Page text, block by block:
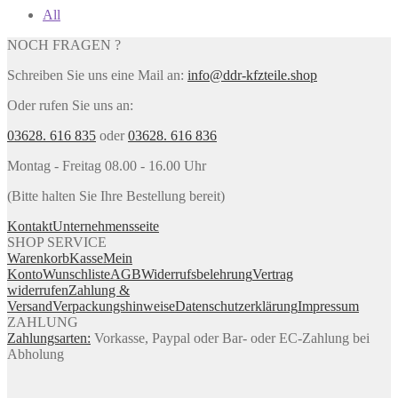
All
NOCH FRAGEN ?
Schreiben Sie uns eine Mail an: info@ddr-kfzteile.shop
Oder rufen Sie uns an:
03628. 616 835 oder03628. 616 836
Montag - Freitag 08.00 - 16.00 Uhr
(Bitte halten Sie Ihre Bestellung bereit)
KontaktUnternehmensseite
SHOP SERVICE
WarenkorbKasseMein
KontoWunschlisteAGBWiderrufsbelehrungVertrag
widerrufenZahlung &
VersandVerpackungshinweiseDatenschutzerklärungImpressum
ZAHLUNG
Zahlungsarten: Vorkasse, Paypal oder Bar- oder EC-Zahlung bei
Abholung